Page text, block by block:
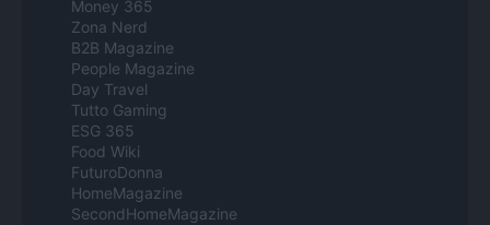
Money 365
Zona Nerd
B2B Magazine
People Magazine
Day Travel
Tutto Gaming
ESG 365
Food Wiki
FuturoDonna
HomeMagazine
SecondHomeMagazine